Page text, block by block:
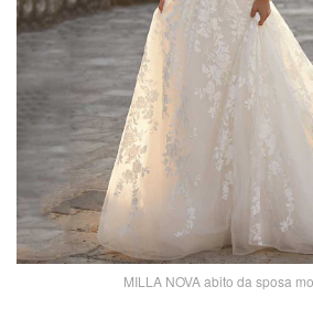
MILLA NOVA abito da sposa